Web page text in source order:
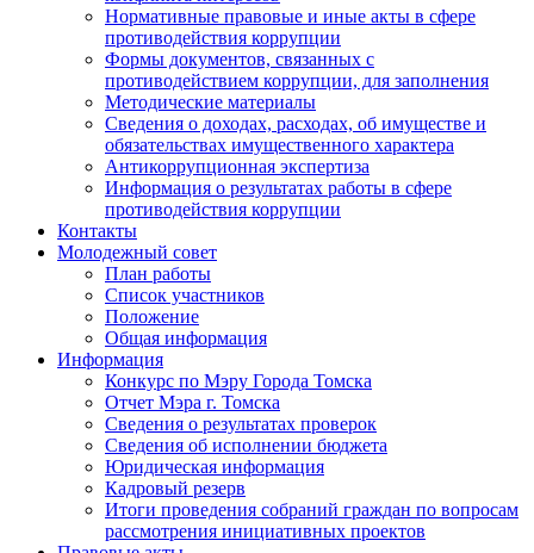
Нормативные правовые и иные акты в сфере
противодействия коррупции
Формы документов, связанных с
противодействием коррупции, для заполнения
Методические материалы
Сведения о доходах, расходах, об имуществе и
обязательствах имущественного характера
Антикоррупционная экспертиза
Информация о результатах работы в сфере
противодействия коррупции
Контакты
Молодежный совет
План работы
Список участников
Положение
Общая информация
Информация
Конкурс по Мэру Города Томска
Отчет Мэра г. Томска
Сведения о результатах проверок
Сведения об исполнении бюджета
Юридическая информация
Кадровый резерв
Итоги проведения собраний граждан по вопросам
рассмотрения инициативных проектов